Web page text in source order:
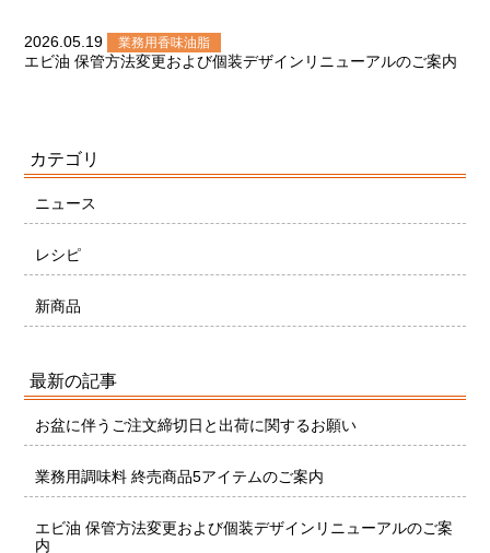
2026.05.19 業務用香味油脂
エビ油 保管方法変更および個装デザインリニューアルのご案内
カテゴリ
ニュース
レシピ
新商品
最新の記事
お盆に伴うご注文締切日と出荷に関するお願い
業務用調味料 終売商品5アイテムのご案内
エビ油 保管方法変更および個装デザインリニューアルのご案
内